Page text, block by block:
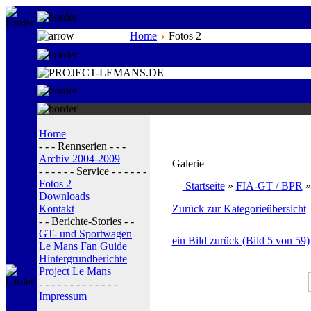
Home Fotos 2
Home
- - - Rennserien - - -
Archiv 2004-2009
- - - - - - Service - - - - - -
Fotos 2
Downloads
Kontakt
- - Berichte-Stories - -
GT- und Sportwagen
Le Mans Fan Guide
Hintergrundberichte
Project Le Mans
- - - - - - - - - - - - -
Impressum
Galerie
Startseite» FIA-GT / BPR
Zurück zur Kategorieübersicht
ein Bild zurück (Bild 5 von 59)